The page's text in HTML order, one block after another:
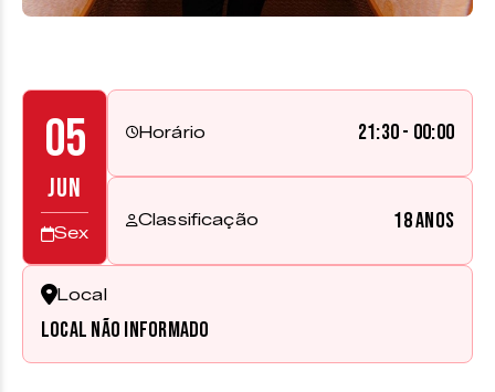
05
JUN
Sex
Horário 21:30 - 00:00
Classificação 18 anos
Local
Local não informado